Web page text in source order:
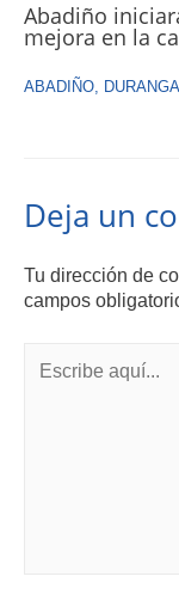
Abadiño
mejora en la
ABADIÑO,
Deja un
Tu dirección de
campos